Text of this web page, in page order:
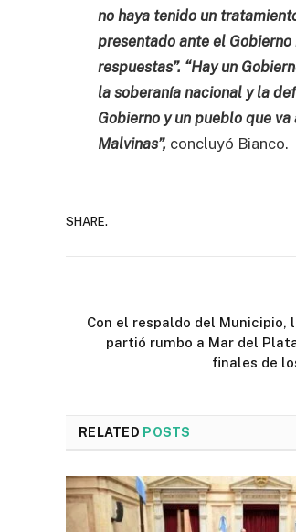
no haya tenido un
presentado ante el
respuestas”. “Hay un
la soberanía nacional y la
Gobierno y un pueblo que
Malvinas”, concluyó Bianco.
SHARE.
Con el respaldo del Municipio,
partió rumbo a Mar del
finales de
RELATED POSTS